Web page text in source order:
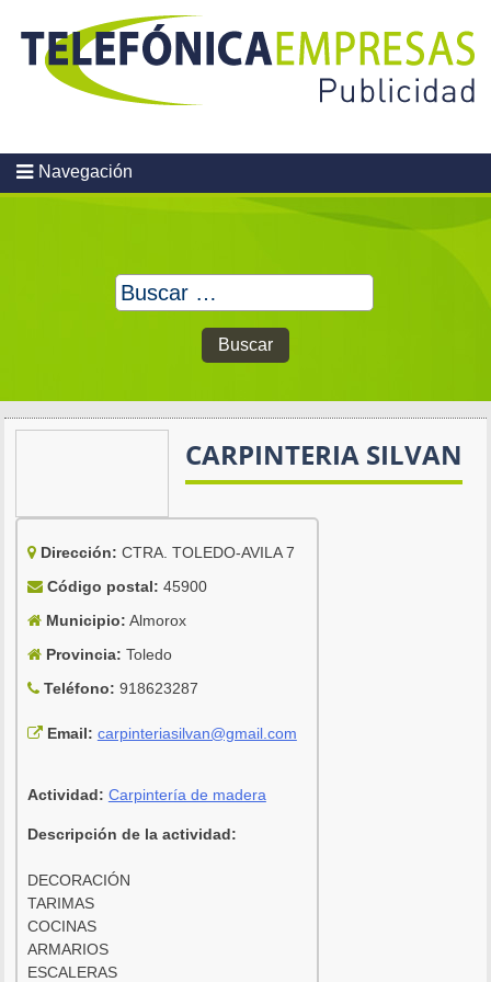
content
Navegación
Buscar:
CARPINTERIA SILVAN
Dirección: CTRA. TOLEDO-AVILA 7
Código postal: 45900
Municipio: Almorox
Provincia: Toledo
Teléfono: 918623287
Email: carpinteriasilvan@gmail.com
Actividad: Carpintería de madera
Descripción de la actividad:
DECORACIÓN
TARIMAS
COCINAS
ARMARIOS
ESCALERAS